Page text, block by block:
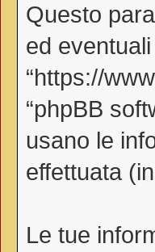
Questo
ed eventuali
“https://
“phpBB
usano le
effettuata
Le tue